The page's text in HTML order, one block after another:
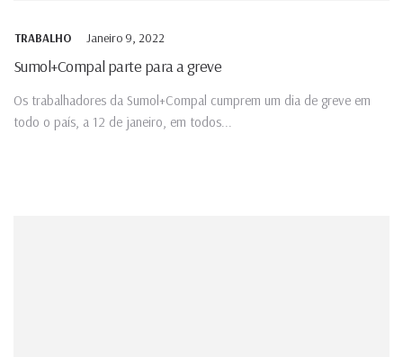
TRABALHO Janeiro 9, 2022
Sumol+Compal parte para a greve
Os trabalhadores da Sumol+Compal cumprem um dia de greve em
todo o país, a 12 de janeiro, em todos...